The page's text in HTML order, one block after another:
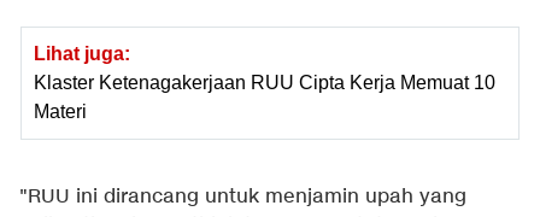
Lihat juga:
Klaster Ketenagakerjaan RUU Cipta Kerja Memuat 10
Materi
"RUU ini dirancang untuk menjamin upah yang